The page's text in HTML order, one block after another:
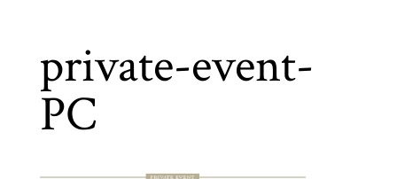
private-event-
PC